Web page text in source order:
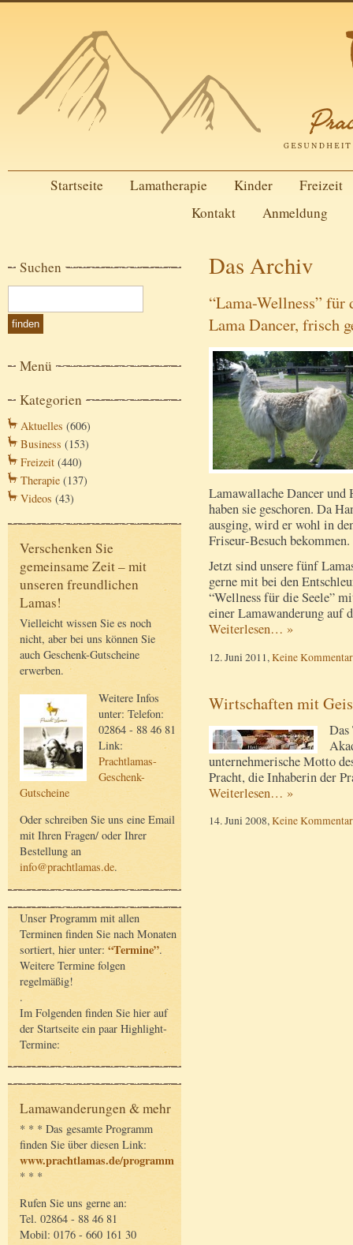
Startseite Lamatherapie Kinder
Freizeit
Kontakt
Anmeldung
Suchen
Menü
Kategorien
Aktuelles (606)
Business (153)
Freizeit (440)
Therapie (137)
Videos (43)
Verschenken Sie
gemeinsame Zeit – mit
unseren freundlichen
Lamas!
Vielleicht wissen Sie es noch
nicht, aber bei uns können Sie
auch Geschenk-Gutscheine
erwerben.
Weitere Infos
unter: Telefon:
02864 - 88 46 81
Link:
Prachtlamas-
Geschenk-
Gutscheine
Oder schreiben Sie uns eine Email
mit Ihren Fragen/ oder Ihrer
Bestellung an
info@prachtlamas.de.
Unser Programm mit allen
Terminen finden Sie nach Monaten
sortiert, hier unter: “Termine”.
Weitere Termine folgen
regelmäßig!
.
Im Folgenden finden Sie hier auf
der Startseite ein paar Highlight-
Termine:
Lamawanderungen & mehr
* * * Das gesamte Programm
finden Sie über diesen Link:
www.prachtlamas.de/programm
* * *
Rufen Sie uns gerne an:
Tel. 02864 - 88 46 81
Mobil: 0176 - 660 161 30
Das Archiv
“Lama-Wellness” für
Lama Dancer, frisch
Lamawallache Dancer
haben sie geschoren. Da
ausging, wird er wohl in
Friseur-Besuch bekommen.
Jetzt sind unsere fünf
gerne mit bei den
“Wellness für die Seele”
einer Lamawanderung auf
Weiterlesen… »
12. Juni 2011, Keine
Wirtschaften mit
Das
unternehmerische Motto
Pracht, die Inhaberin der
Weiterlesen… »
14. Juni 2008,Keine